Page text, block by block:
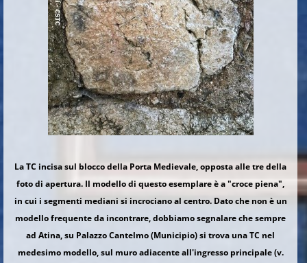
La TC incisa sul blocco della Porta Medievale, opposta alle tre della
foto di apertura. Il modello di questo esemplare è a "croce piena",
in cui i segmenti mediani si incrociano al centro. Dato che non è un
modello frequente da incontrare, dobbiamo segnalare che sempre
ad Atina, su Palazzo Cantelmo (Municipio) si trova una TC nel
medesimo modello, sul muro adiacente all'ingresso principale (v.